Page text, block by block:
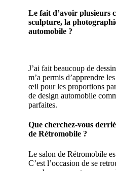
Le fait d’avoir plusieurs
sculpture, la
automobile ?
J’ai fait beaucoup de
m’a permis d’apprendre
œil pour les proportions
de design automobile
parfaites.
Que cherchez-vous
de Rétromobile ?
Le salon de Rétromobile
C’est l’occasion de se